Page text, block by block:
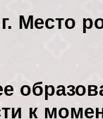
Место
к